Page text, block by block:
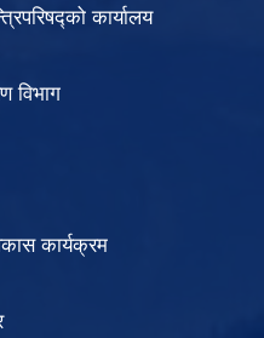
कार्यालय
विभाग
कार्यक्रम